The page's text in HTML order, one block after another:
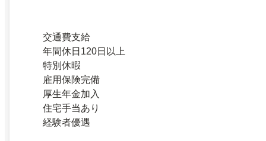
交通費支給
年間休日120日以上
特別休暇
雇用保険完備
厚生年金加入
住宅手当あり
経験者優遇